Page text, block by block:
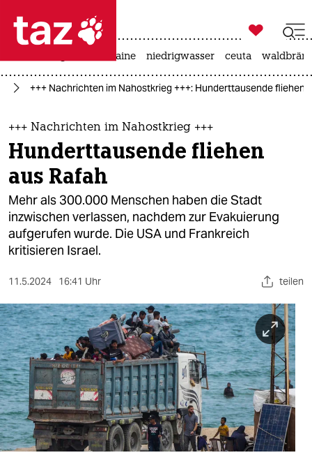
 taz zahl ich
taz zahl ich
themen
politik
öko
gesellschaft
kultur
sport
berlin
nord
wahrheit
verlag
verlag

taz zahl ich
krieg in der ukraine niedrigwasser ceuta
+++ Nachrichten im Nahostkrieg +++: Hunderttausende fliehen
+++ Nachrichten im Nahostkrieg +++
Hunderttausende fliehen
aus Rafah
Mehr als 300.000 Menschen haben die Stadt
inzwischen verlassen, nachdem zur Evakuierung
aufgerufen wurde. Die USA und Frankreich
kritisieren Israel.
11.5.2024 16:41 Uhr teilen